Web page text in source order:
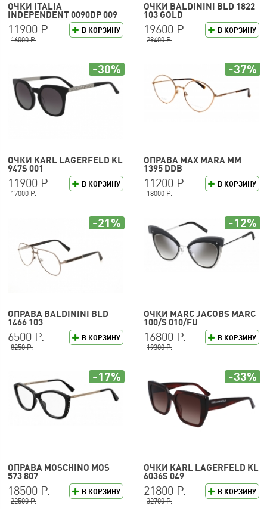
ОЧКИ ITALIA
INDEPENDENT 0090DP 009
120
В КОРЗИНУ
11900 Р.
16000 Р.
ОЧКИ BALDININI BLD 1822
103 GOLD
В КОРЗИНУ
19600 Р.
29400 Р.
ОЧКИ KARL LAGERFELD KL
947S 001
В КОРЗИНУ
11900 Р.
17000 Р.
-30%
ОПРАВА MAX MARA MM
1395 DDB
В КОРЗИНУ
11200 Р.
18000 Р.
-37%
ОПРАВА BALDININI BLD
1466 103
В КОРЗИНУ
6500 Р.
8250 Р.
-21%
ОЧКИ MARC JACOBS MARC
100/S 010/FU
В КОРЗИНУ
16800 Р.
19300 Р.
-12%
ОПРАВА MOSCHINO MOS
573 807
В КОРЗИНУ
18500 Р.
22500 Р.
-17%
ОЧКИ KARL LAGERFELD KL
6036S 049
В КОРЗИНУ
21800 Р.
32700 Р.
-33%